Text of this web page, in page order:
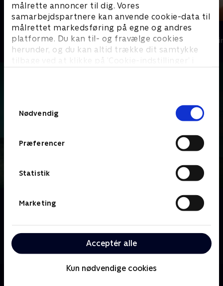
målrette annoncer til dig. Vores
samarbejdspartnere kan anvende cookie-data til
målrettet markedsføring på egne og andres
platforme. Du kan til- og fravælge cookies
herunder, og du kan altid trække dit samtykke
tilbage ved at klikke på ’Cookie-indstillinger’ i
Nødvendig
Præferencer
Statistik
Marketing
Acceptér alle
Kun nødvendige cookies
Sommerdahl
Krimi & Spænding • 7 sæsoner
DNA
Krimi &
Om Hvide Sande
I turistparadiset ved Vesterhavet skinner solen over
ferieby gemmer sig hemmeligheder, personlige
skæbner og farlige forbindelser.